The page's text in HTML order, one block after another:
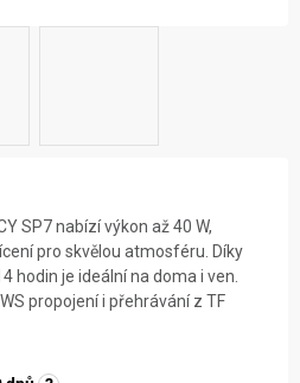
SP7 nabízí výkon až 40 W,
pro skvělou atmosféru. Díky
hodin je ideální na doma i ven.
propojení i přehrávání z TF